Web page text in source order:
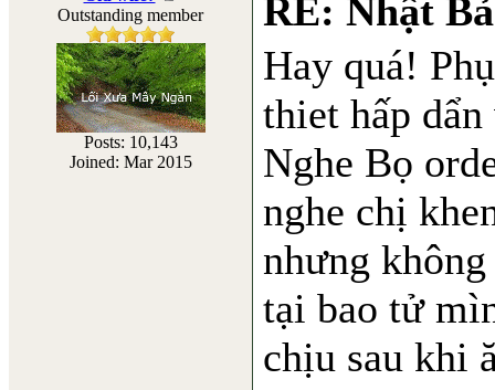
Outstanding member
Posts: 10,143
Joined: Mar 2015
RE: Nhật
Hay quá!
thiet hấp
Nghe Bọ
nghe chị
nhưng
tại bao tử
chịu sau khi